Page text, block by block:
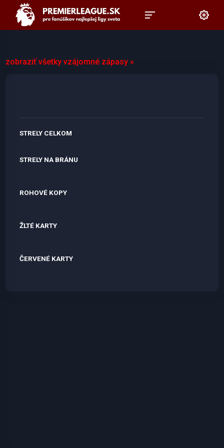
zobraziť všetky vzájomné zápasy »
STRELY CELKOM
STRELY NA BRÁNU
ROHOVÉ KOPY
ŽLTÉ KARTY
ČERVENÉ KARTY